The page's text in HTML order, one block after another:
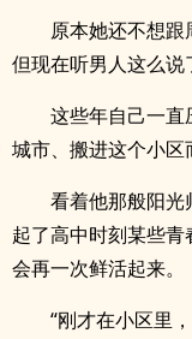
原本她还不想跟
但现在听男人这么说
这些年自己一直
城市、搬进这个小区
看着他那般阳光
起了高中时刻某些
会再一次鲜活起来。
“刚才在小区里